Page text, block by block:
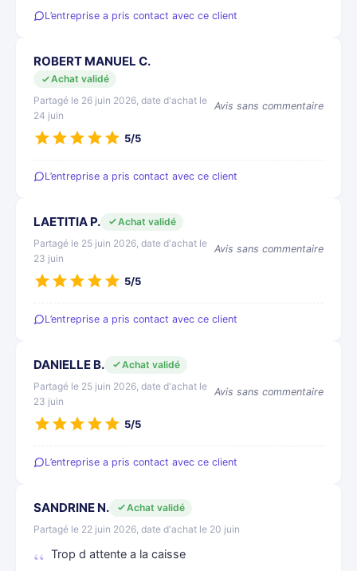
L’entreprise a pris contact avec ce client
ROBERT MANUEL C.
Achat validé
Partagé le 26 juin 2026, date d'achat le
24 juin
Avis sans commentaire
5/5
L’entreprise a pris contact avec ce client
LAETITIA P.
Achat validé
Partagé le 25 juin 2026, date d'achat le
23 juin
Avis sans commentaire
5/5
L’entreprise a pris contact avec ce client
DANIELLE B.
Achat validé
Partagé le 25 juin 2026, date d'achat le
23 juin
Avis sans commentaire
5/5
L’entreprise a pris contact avec ce client
SANDRINE N.
Achat validé
Partagé le 22 juin 2026, date d'achat le 20 juin
Trop d attente a la caisse